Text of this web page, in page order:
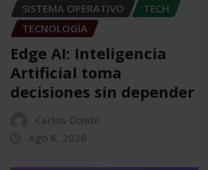
SISTEMA OPERATIVO
TECH
TECNOLOGÍA
Edge AI: Inteligencia
Artificial toma
decisiones sin depender
Carlos Conde
Ago 6, 2026